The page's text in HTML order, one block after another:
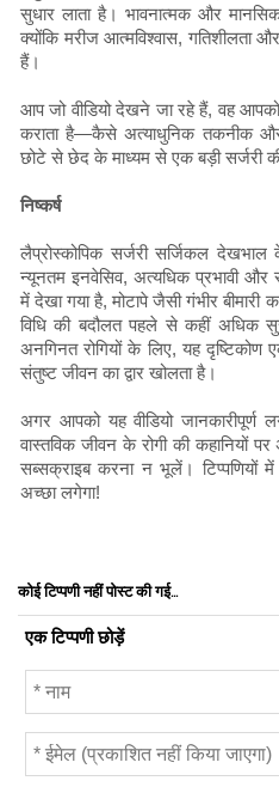
सुधार लाता है। भावनात्मक और
क्योंकि मरीज आत्मविश्वास, गतिशीलता
हैं।
आप जो वीडियो देखने जा रहे हैं, वह
कराता है—कैसे अत्याधुनिक तकनीक
छोटे से छेद के माध्यम से एक बड़ी सर्जरी
निष्कर्ष
लैप्रोस्कोपिक सर्जरी सर्जिकल देखभाल
न्यूनतम इनवेसिव, अत्यधिक प्रभावी
में देखा गया है, मोटापे जैसी गंभीर
विधि की बदौलत पहले से कहीं अधिक
अनगिनत रोगियों के लिए, यह
संतुष्ट जीवन का द्वार खोलता है।
अगर आपको यह वीडियो जानकारीपूर्ण
वास्तविक जीवन के रोगी की
सब्सक्राइब करना न भूलें।
अच्छा लगेगा!
कोई टिप्पणी नहीं पोस्ट की गई...
एक टिप्पणी छोड़ें